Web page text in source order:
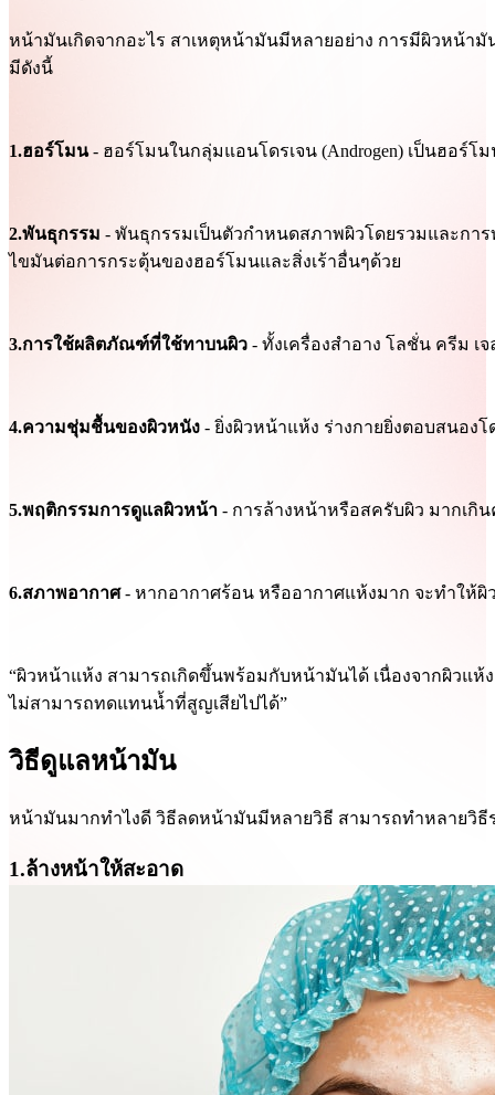
หน้ามันเกิดจากอะไร สาเหตุหน้ามันมีหลายอย่าง การมีผิวหน้ามั
มีดังนี้
1.ฮอร์โมน- ฮอร์โมนในกลุ่มแอนโดรเจน (Androgen) เป็นฮอร์โ
2.พันธุกรรม - พันธุกรรมเป็นตัวกำหนดสภาพผิวโดยรวมและก
ไขมันต่อการกระตุ้นของฮอร์โมนและสิ่งเร้าอื่นๆด้วย
3.การใช้ผลิตภัณฑ์ที่ใช้ทาบนผิว - ทั้งเครื่องสำอาง โลชั่น ครีม
4.ความชุ่มชื้นของผิวหนัง - ยิ่งผิวหน้าแห้ง ร่างกายยิ่งตอบสนอง
5.พฤติกรรมการดูแลผิวหน้า - การล้างหน้าหรือสครับผิว มากเกิ
6.สภาพอากาศ- หากอากาศร้อน หรืออากาศแห้งมาก จะทำให้
“ผิวหน้าแห้ง สามารถเกิดขึ้นพร้อมกับหน้ามันได้ เนื่องจากผิวแห้
ไม่สามารถทดแทนน้ำที่สูญเสียไปได้”
วิธีดูแลหน้ามัน
หน้ามันมากทำไงดี วิธีลดหน้ามันมีหลายวิธี สามารถทำหลายวิ
1.ล้างหน้าให้สะอาด